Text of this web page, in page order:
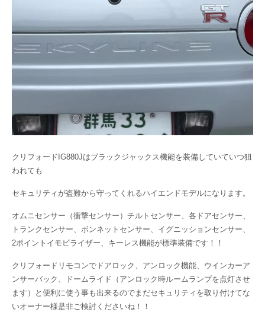
クリフォードIG880Jはブラックジャックス機能を装備していていつ狙
われても
セキュリティが盗難から守ってくれるハイエンドモデルになります。
オムニセンサー（衝撃センサー）チルトセンサー、各ドアセンサー、
トランクセンサー、ボンネットセンサー、イグニッションセンサー、
2ポイントイモビライザー、キーレス機能が標準装備です！！
クリフォードリモコンでドアロック、アンロック機能、ウインカーア
ンサーバック、ドームライド（アンロック時ルームランプを点灯させ
ます）と便利に使う事も出来るのでまだセキュリティを取り付けてな
いオーナー様是非ご検討くださいね！！